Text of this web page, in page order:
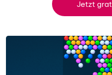
kostenlose
Gerät
zum Support
Jetzt